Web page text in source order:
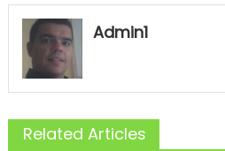
Admin1
Related Articles